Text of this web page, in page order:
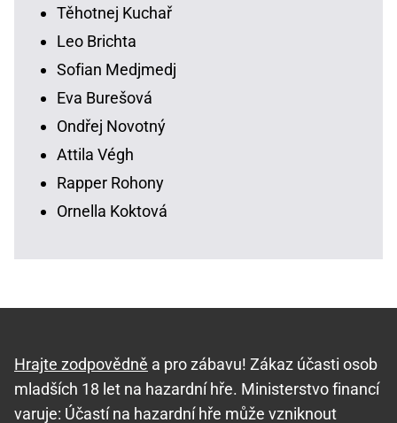
Těhotnej Kuchař
Leo Brichta
Sofian Medjmedj
Eva Burešová
Ondřej Novotný
Attila Végh
Rapper Rohony
Ornella Koktová
Hrajte zodpovědně a pro zábavu! Zákaz účasti osob
mladších 18 let na hazardní hře. Ministerstvo financí
varuje: Účastí na hazardní hře může vzniknout